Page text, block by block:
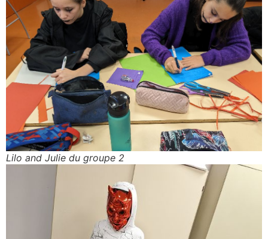
Lilo and Julie du groupe 2